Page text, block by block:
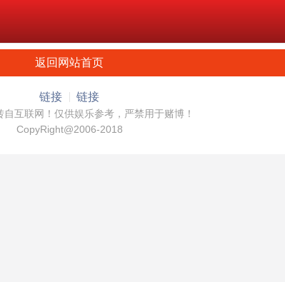
返回网站首页
链接 链接
自互联网！仅供娱乐参考，严禁用于赌博！
CopyRight@2006-2018